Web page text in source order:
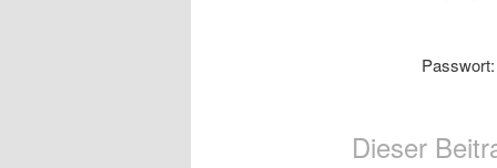
Passwort:
Dieser